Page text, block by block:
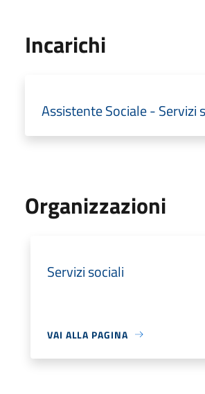
Incarichi
Assistente Sociale - Servizi
Organizzazioni
Servizi sociali
VAI ALLA PAGINA